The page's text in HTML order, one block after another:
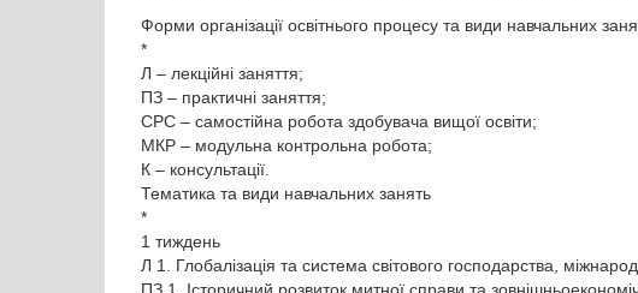
Форми організації освітнього процесу та види навчальних
*
Л – лекційні заняття;
ПЗ – практичні заняття;
СРС – самостійна робота здобувача вищої освіти;
МКР – модульна контрольна робота;
К – консультації.
Тематика та види навчальних занять
*
1 тиждень
Л 1. Глобалізація та система світового господарства,